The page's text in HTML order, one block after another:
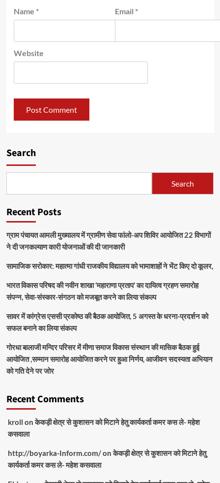
Name * Email *
Website
Search
Search
Recent Posts
ग्राम पंचायत आमली मुख्यालय में ग्रामीण सेवा फांलो-अप शिविर आयोजित 22 विभागों
ने दी जनकल्याण कारी योजनाओं की दी जानकारी
सामाजिक सरोकार: महात्मा गांधी राजकीय विद्यालय को भामाशाहों ने भेंट किए दो कूलर,
भारत विकास परिषद की नवीन शाखा ‘महाराणा प्रताप’ का दायित्व ग्रहण समारोह
संपन्न, सेवा-संस्कार-संगठन को मजबूत करने का लिया संकल्प
सावर में कांग्रेस एससी प्रकोष्ठ की बैठक आयोजित, 5 अगस्त के धरना-प्रदर्शन को
सफल बनाने का लिया संकल्प
गोरधा बालाजी मन्दिर परिसर में मीणा समाज विकास संस्थान की मासिक बैठक हुई
आयोजित ,सम्मान समारोह आयोजित करने पर हुआ निर्णय, आजीवन सदस्यता अभियान
को गति देने पर जोर
Recent Comments
kroll onकेकड़ी क्षेत्र से कुशासन को मिटाने हेतु कार्यकर्ता कमर कस ले- महेश
कसवाला
http://boyarka-Inform.com/onकेकड़ी क्षेत्र से कुशासन को मिटाने हेतु
कार्यकर्ता कमर कस ले- महेश कसवाला